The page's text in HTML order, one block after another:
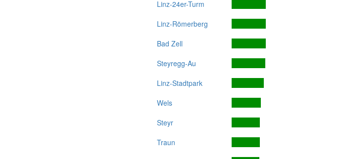
Linz-24er-Turm
Linz-Römerberg
Bad Zell
Steyregg-Au
Linz-Stadtpark
Wels
Steyr
Traun